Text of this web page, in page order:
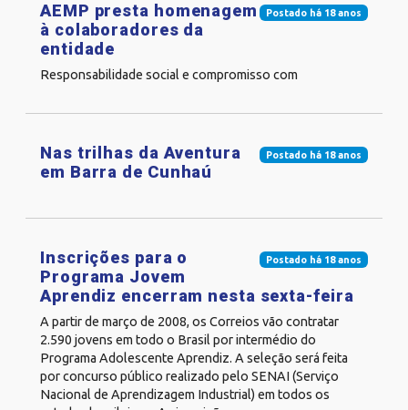
Postado há 18 anos
AEMP presta homenagem
à colaboradores da
entidade
Responsabilidade social e compromisso com
Postado há 18 anos
Nas trilhas da Aventura
em Barra de Cunhaú
Postado há 18 anos
Inscrições para o
Programa Jovem
Aprendiz encerram nesta sexta-feira
A partir de março de 2008, os Correios vão contratar
2.590 jovens em todo o Brasil por intermédio do
Programa Adolescente Aprendiz. A seleção será feita
por concurso público realizado pelo SENAI (Serviço
Nacional de Aprendizagem Industrial) em todos os